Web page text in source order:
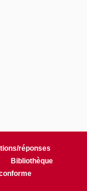
réponses
Bibliothèque